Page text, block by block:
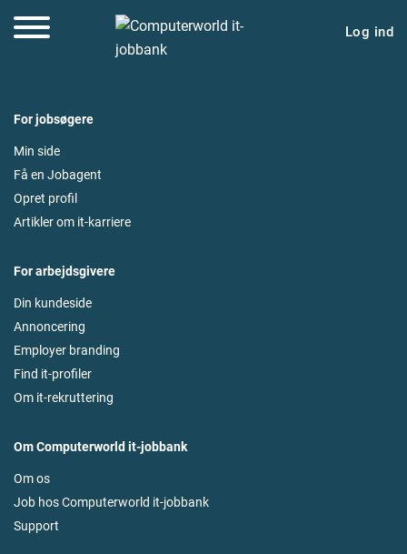
Log ind
For jobsøgere
Min side
Få en Jobagent
Opret profil
Artikler om it-karriere
For arbejdsgivere
Din kundeside
Annoncering
Employer branding
Find it-profiler
Om it-rekruttering
Om Computerworld it-jobbank
Om os
Job hos Computerworld it-jobbank
Support